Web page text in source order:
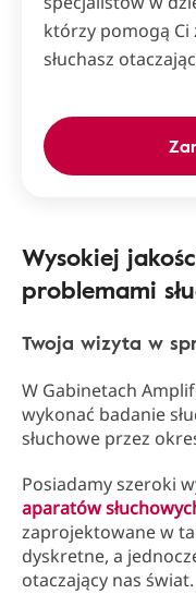
którzy pomogą Ci
słuchasz
Wysokiej
problemami
Twoja wizyta w
W Gabinetach
wykonać badanie
słuchowe przez
Posiadamy szeroki
aparatów
zaprojektowane w
dyskretne, a
otaczający nas świat.